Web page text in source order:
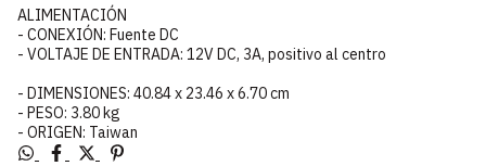
ALIMENTACIÓN
- CONEXIÓN: Fuente DC
- VOLTAJE DE ENTRADA: 12V DC, 3A, positivo al centro
- DIMENSIONES: 40.84 x 23.46 x 6.70 cm
- PESO: 3.80 kg
- ORIGEN: Taiwan